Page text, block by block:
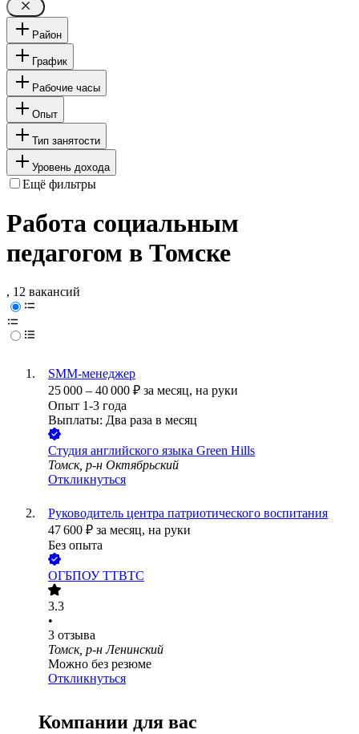
Район
График
Рабочие часы
Опыт
Тип занятости
Уровень дохода
Ещё фильтры
Работа социальным
педагогом в Томске
, 12 вакансий
SMM-менеджер
25 000 – 40 000 ₽ за месяц, на руки
Опыт 1-3 года
Выплаты: Два раза в месяц
Студия английского языка Green Hills
Томск, р-н Октябрьский
Откликнуться
Руководитель центра патриотического воспитания
47 600 ₽ за месяц, на руки
Без опыта
ОГБПОУ ТТВТС
3.3
•
3 отзыва
Томск, р-н Ленинский
Можно без резюме
Откликнуться
Компании для вас